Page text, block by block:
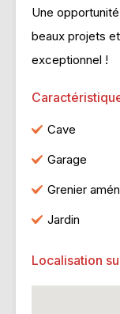
Une
beaux projets
exceptionnel !
Cave
Garage
Grenier
Jardin
Localisation